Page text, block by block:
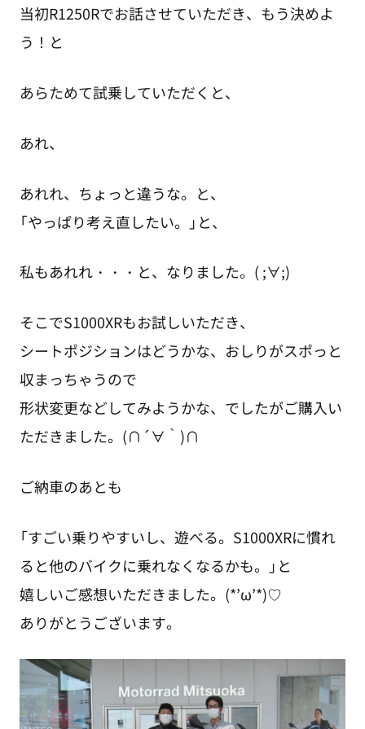
当初R1250Rでお話させていただき、もう決めよ
う！と
あらためて試乗していただくと、
あれ、
あれれ、ちょっと違うな。と、
「やっぱり考え直したい。」と、
私もあれれ・・・と、なりました。( ;∀;)
そこでS1000XRもお試しいただき、
シートポジションはどうかな、おしりがスポっと
収まっちゃうので
形状変更などしてみようかな、でしたがご購入い
ただきました。(∩´∀｀)∩
ご納車のあとも
「すごい乗りやすいし、遊べる。S1000XRに慣れ
ると他のバイクに乗れなくなるかも。」と
嬉しいご感想いただきました。(*’ω’*)♡
ありがとうございます。